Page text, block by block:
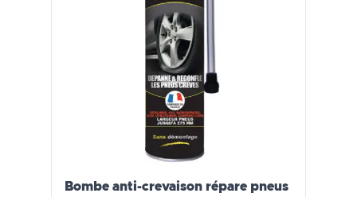
Bombe anti-crevaison répare pneus